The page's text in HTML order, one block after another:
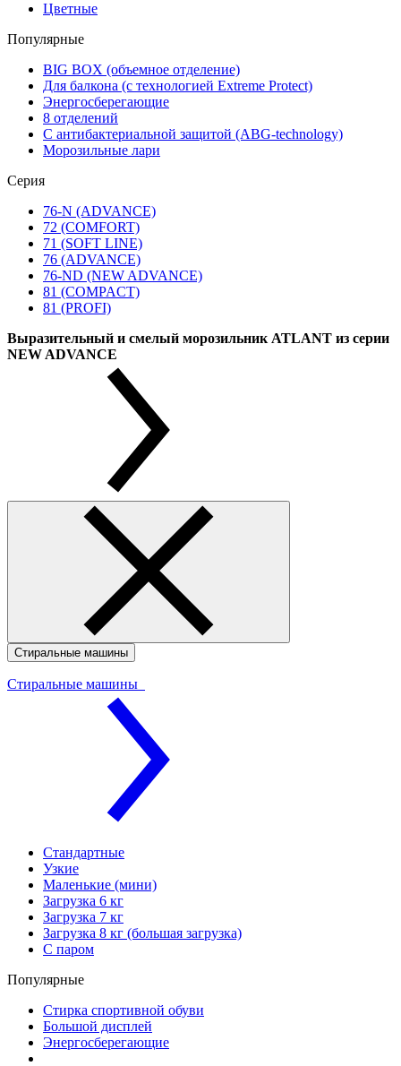
Цветные
Популярные
BIG BOX (объемное отделение)
Для балкона (с технологией Extreme Protect)
Энергосберегающие
8 отделений
С антибактериальной защитой (ABG-technology)
Морозильные лари
Серия
76-N (ADVANCE)
72 (COMFORT)
71 (SOFT LINE)
76 (ADVANCE)
76-ND (NEW ADVANCE)
81 (COMPACT)
81 (PROFI)
Выразительный и смелый морозильник ATLANT из серии
NEW ADVANCE
Стиральные машины
Стиральные машины
Стандартные
Узкие
Маленькие (мини)
Загрузка 6 кг
Загрузка 7 кг
Загрузка 8 кг (большая загрузка)
С паром
Популярные
Стирка спортивной обуви
Большой дисплей
Энергосберегающие